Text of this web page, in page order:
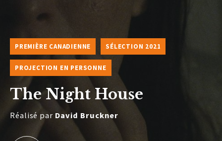
PREMIÈRE CANADIENNE SÉLECTION 2021
PROJECTION EN PERSONNE
The Night House
Réalisé par David Bruckner